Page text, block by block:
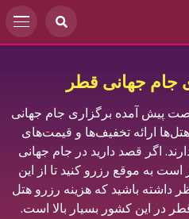
جام جهانی قطر
پیش آمده برگزاری جام جهانی
ارائه تخفیف‌ها و قیمت‌های
اگر قصد دارید در جام جهانی
به موقع رزرو کنید تا از این
داشته باشید که هزینه رزرو هتل
در این کشور بسیار بالا است.